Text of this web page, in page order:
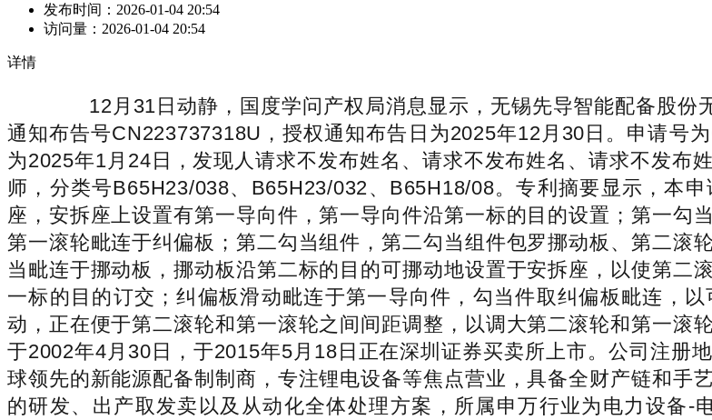
发布时间： 2026-01-04 20:54
访问量： 2026-01-04 20:54
详情
12月31日动静，国度学问产权局消息显示，无锡先导智能配备股份
通知布告号CN223737318U，授权通知布告日为2025年12月30日。申请号
为2025年1月24日，发现人请求不发布姓名、请求不发布姓名、请求不发布
师，分类号B65H23/038、B65H23/032、B65H18/08。专利摘要显示，本
座，安拆座上设置有第一导向件，第一导向件沿第一标的目的设置；第一勾
第一滚轮毗连于纠偏板；第二勾当组件，第二勾当组件包罗挪动板、第二滚
当毗连于挪动板，挪动板沿第二标的目的可挪动地设置于安拆座，以使第二
一标的目的订交；纠偏板滑动毗连于第一导向件，勾当件取纠偏板毗连，
动，正在便于第二滚轮和第一滚轮之间间距调整，以调大第二滚轮和第一滚
于2002年4月30日，于2015年5月18日正在深圳证券买卖所上市。公司注册
球领先的新能源配备制制商，专注锂电设备等焦点营业，具备全财产链和手
的研发、出产取发卖以及从动化全体处理方案，所属申万行业为电力设备-